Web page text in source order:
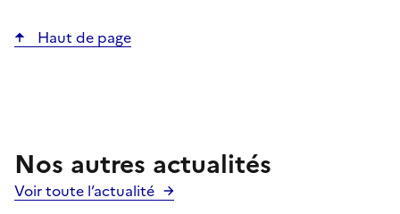
Haut de page
Nos autres actualités
Voir toute l’actualité